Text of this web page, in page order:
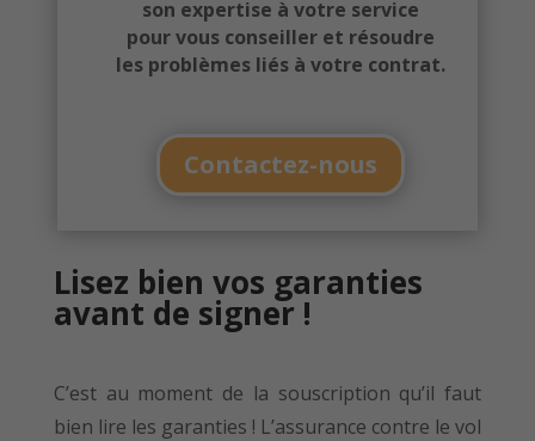
son expertise à votre service
pour vous conseiller et résoudre
les problèmes liés à votre contrat.
Contactez-nous
Lisez bien vos garanties
avant de signer !
C’est au moment de la souscription qu’il faut
bien lire les garanties ! L’assurance contre le vol